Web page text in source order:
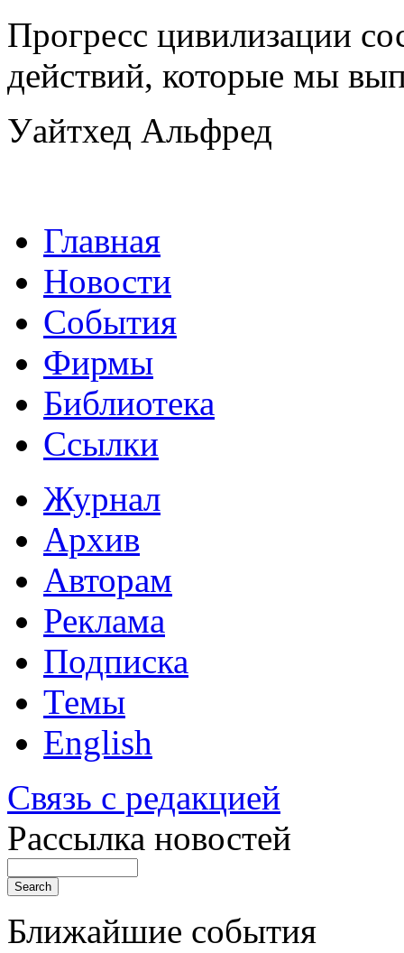
Прогресс цивилизации
действий, которые мы
Уайтхед Альфред
Главная
Новости
События
Фирмы
Библиотека
Ссылки
Журнал
Архив
Авторам
Реклама
Подписка
Темы
English
Связь с редакцией
Рассылка новостей
Ближайшие события